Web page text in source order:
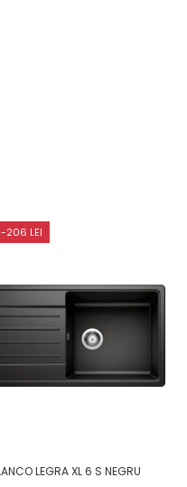
-206 LEI
LEGRA XL 6 S NEGRU